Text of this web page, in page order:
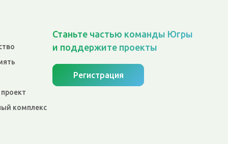
комплекс
Станьте частью команды Югры
и поддержите проекты
Регистрация